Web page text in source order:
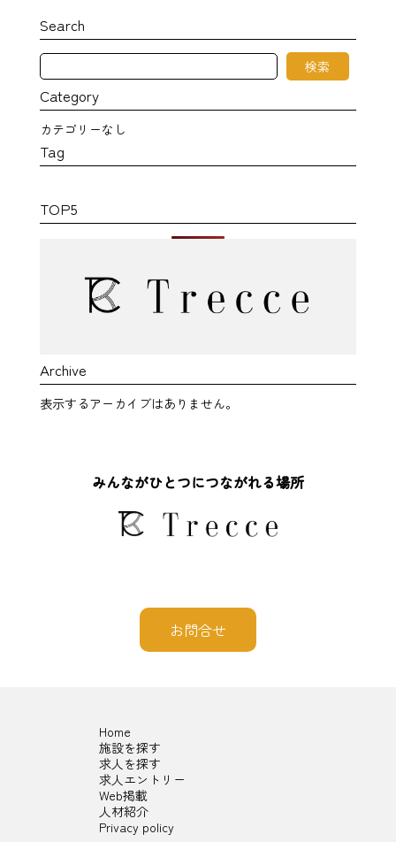
Search
検
索 検索
Category
カテゴリーなし
Tag
TOP5
Archive
表示するアーカイブはありません。
みんながひとつにつながれる場所
お問合せ
Home
施設を探す
求人を探す
求人エントリー
Web掲載
人材紹介
Privacy policy